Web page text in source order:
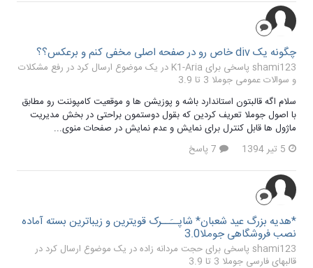
چگونه یک div خاص رو در صفحه اصلی مخفی کنم و برعکس؟؟
shami123 پاسخی برای K1-Aria در یک موضوع ارسال کرد در
رفع مشکلات
و سوالات عمومی جوملا 3 تا 3.9
سلام اگه قالبتون استاندارد باشه و پوزیشن ها و موقعیت کامپوننت رو مطابق
با اصول جوملا تعریف کردین که بقول دوستمون براحتی در بخش مدیریت
ماژول ها قابل کنترل برای نمایش و عدم نمایش در صفحات منوی...
5 تیر 1394
*هدیه بزرگ عید شعبان* شاپــَــرک قویترین و زیباترین بسته آماده
نصب فروشگاهی جوملا3.0
shami123 پاسخی برای حجت مردانه زاده در یک موضوع ارسال کرد در
قالبهای فارسی جوملا 3 تا 3.9